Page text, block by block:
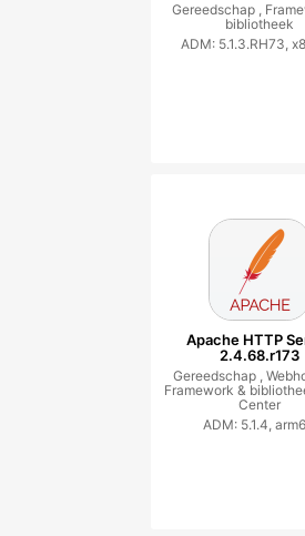
Gereedschap ,
bibliotheek
ADM: 5.1.3.RH73,
Apache HTTP
2.4.68.r173
Gereedschap ,
Framework &
Center
ADM: 5.1.4,